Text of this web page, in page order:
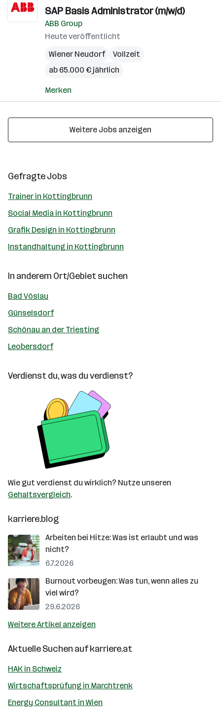
SAP Basis Administrator (m/w/d)
ABB Group
Heute veröffentlicht
Wiener Neudorf
Vollzeit
ab 65.000 € jährlich
Merken
Weitere Jobs anzeigen
Gefragte Jobs
Trainer in Kottingbrunn
Social Media in Kottingbrunn
Grafik Design in Kottingbrunn
Instandhaltung in Kottingbrunn
In anderem Ort/Gebiet suchen
Bad Vöslau
Günselsdorf
Schönau an der Triesting
Leobersdorf
Verdienst du, was du verdienst?
Wie gut verdienst du wirklich? Nutze unseren
Gehaltsvergleich.
karriere.blog
Arbeiten bei Hitze: Was ist erlaubt und was
nicht?
6.7.2026
Burnout vorbeugen: Was tun, wenn alles zu
viel wird?
29.6.2026
Weitere Artikel anzeigen
Aktuelle Suchen aufkarriere.at
HAK in Schweiz
Wirtschaftsprüfung in Marchtrenk
Energy Consultant in Wien